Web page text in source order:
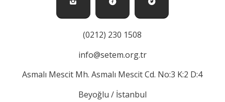
(0212) 230 1508
info@setem.org.tr
Asmalı Mescit Mh. Asmalı Mescit Cd. No:3 K:2 D:4
Beyoğlu / İstanbul